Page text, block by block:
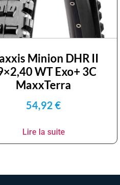
Minion DHR II
WT Exo+ 3C
MaxxTerra
54,92 €
Lire la suite